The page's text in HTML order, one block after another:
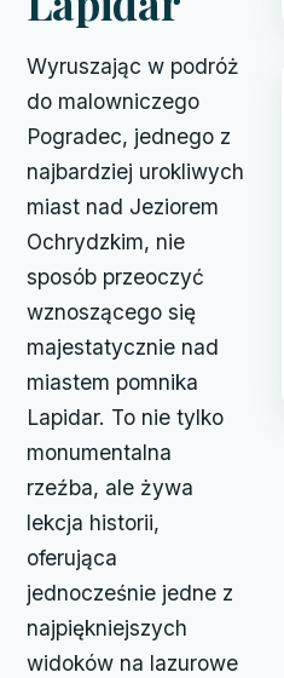
Wyruszając w podróż
do malowniczego
Pogradec, jednego z
najbardziej urokliwych
miast nad Jeziorem
Ochrydzkim, nie
sposób przeoczyć
wznoszącego się
majestatycznie nad
miastem pomnika
Lapidar. To nie tylko
monumentalna
rzeźba, ale żywa
lekcja historii,
oferująca
jednocześnie jedne z
najpiękniejszych
widoków na lazurowe